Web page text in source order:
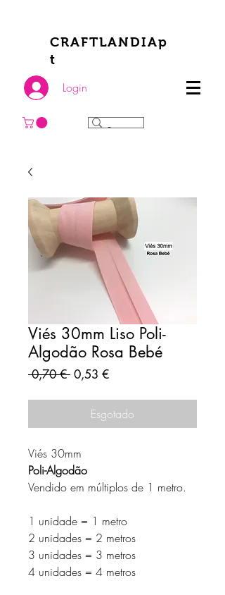
CRAFTLANDIAp
t
Login
Viés 30mm Liso Poli-
Algodão Rosa Bebé
0,70 € Preço
0,53 €Preço
Esgotado
Viés 30mm
Poli-Algodão
Vendido em múltiplos de 1 metro.
1 unidade = 1 metro
2 unidades = 2 metros
3 unidades = 3 metros
4 unidades = 4 metros